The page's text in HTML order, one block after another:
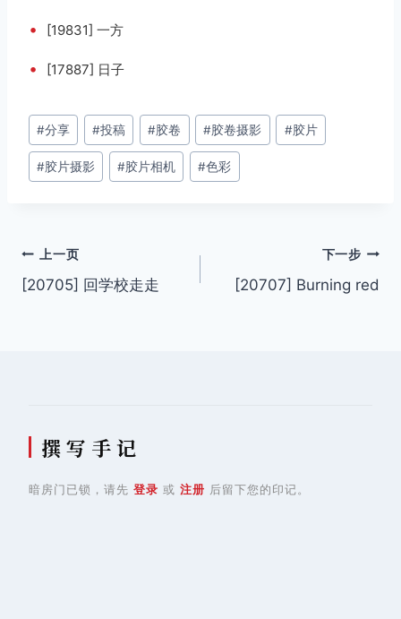
• [19831] 一方
• [17887] 日子
文
章
标
#分享 #投稿 #胶卷 #胶卷摄影 #胶片
#胶片摄影 #胶片相机 #色彩
文
章
上一页
[20705] 回学校走走
下一步
[20707] Burning red
撰 写 手 记
暗房门已锁，请先 登录 或 注册 后留下您的印记。